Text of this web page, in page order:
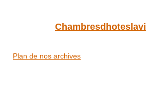
Plan de nos archives